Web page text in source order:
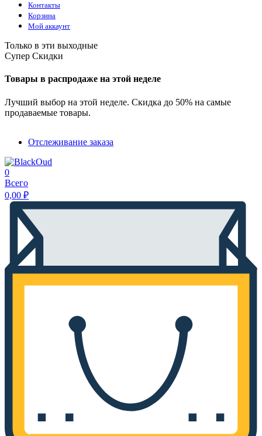
Контакты
Корзина
Мой аккаунт
Только в эти выходные
Супер Скидки
Товары в распродаже на этой неделе
Лучший выбор на этой неделе. Скидка до 50% на самые
продаваемые товары.
Отслеживание заказа
0
Всего
0,00 ₽